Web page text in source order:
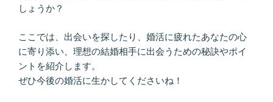
しょうか？
ここでは、出会いを探したり、婚活に疲れたあなたの心
に寄り添い、理想の結婚相手に出会うための秘訣やポイ
ントを紹介します。
ぜひ今後の婚活に生かしてくださいね！